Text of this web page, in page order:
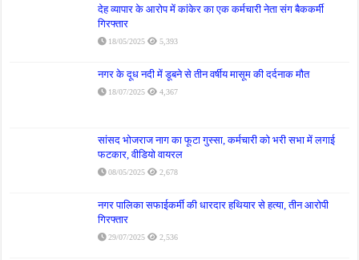
देह व्यापार के आरोप में कांकेर का एक कर्मचारी नेता संग बैककर्मी
गिरफ्तार
18/05/2025 5,393
नगर के दूध नदी में डूबने से तीन वर्षीय मासूम की दर्दनाक मौत
18/07/2025 4,367
सांसद भोजराज नाग का फूटा गुस्सा, कर्मचारी को भरी सभा में लगाई
फटकार, वीडियो वायरल
08/05/2025 2,678
नगर पालिका सफाईकर्मी की धारदार हथियार से हत्या, तीन आरोपी
गिरफ्तार
29/07/2025 2,536